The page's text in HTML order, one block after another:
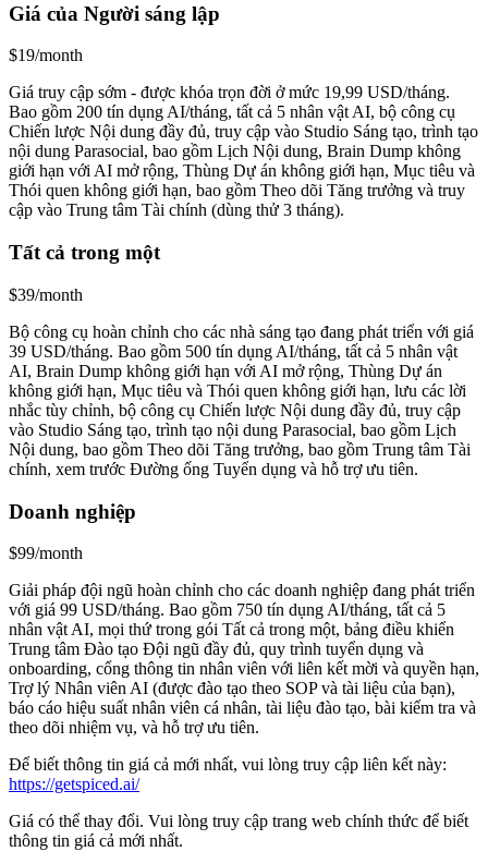
Giá của Người sáng lập
$19/month
Giá truy cập sớm - được khóa trọn đời ở mức 19,99 USD/tháng.
Bao gồm 200 tín dụng AI/tháng, tất cả 5 nhân vật AI, bộ công cụ
Chiến lược Nội dung đầy đủ, truy cập vào Studio Sáng tạo, trình tạo
nội dung Parasocial, bao gồm Lịch Nội dung, Brain Dump không
giới hạn với AI mở rộng, Thùng Dự án không giới hạn, Mục tiêu và
Thói quen không giới hạn, bao gồm Theo dõi Tăng trưởng và truy
cập vào Trung tâm Tài chính (dùng thử 3 tháng).
Tất cả trong một
$39/month
Bộ công cụ hoàn chỉnh cho các nhà sáng tạo đang phát triển với giá
39 USD/tháng. Bao gồm 500 tín dụng AI/tháng, tất cả 5 nhân vật
AI, Brain Dump không giới hạn với AI mở rộng, Thùng Dự án
không giới hạn, Mục tiêu và Thói quen không giới hạn, lưu các lời
nhắc tùy chỉnh, bộ công cụ Chiến lược Nội dung đầy đủ, truy cập
vào Studio Sáng tạo, trình tạo nội dung Parasocial, bao gồm Lịch
Nội dung, bao gồm Theo dõi Tăng trưởng, bao gồm Trung tâm Tài
chính, xem trước Đường ống Tuyển dụng và hỗ trợ ưu tiên.
Doanh nghiệp
$99/month
Giải pháp đội ngũ hoàn chỉnh cho các doanh nghiệp đang phát triển
với giá 99 USD/tháng. Bao gồm 750 tín dụng AI/tháng, tất cả 5
nhân vật AI, mọi thứ trong gói Tất cả trong một, bảng điều khiển
Trung tâm Đào tạo Đội ngũ đầy đủ, quy trình tuyển dụng và
onboarding, cổng thông tin nhân viên với liên kết mời và quyền hạn,
Trợ lý Nhân viên AI (được đào tạo theo SOP và tài liệu của bạn),
báo cáo hiệu suất nhân viên cá nhân, tài liệu đào tạo, bài kiểm tra và
theo dõi nhiệm vụ, và hỗ trợ ưu tiên.
Để biết thông tin giá cả mới nhất, vui lòng truy cập liên kết này:
https://getspiced.ai/
Giá có thể thay đổi. Vui lòng truy cập trang web chính thức để biết
thông tin giá cả mới nhất.